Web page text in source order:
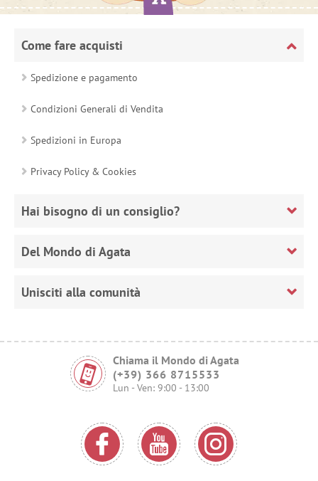
Come fare acquisti
Spedizione e pagamento
Condizioni Generali di Vendita
Spedizioni in Europa
Privacy Policy & Cookies
Hai bisogno di un consiglio?
Del Mondo di Agata
Unisciti alla comunità
Chiama il Mondo di Agata
(+39) 366 8715533
Lun - Ven: 9:00 - 13:00